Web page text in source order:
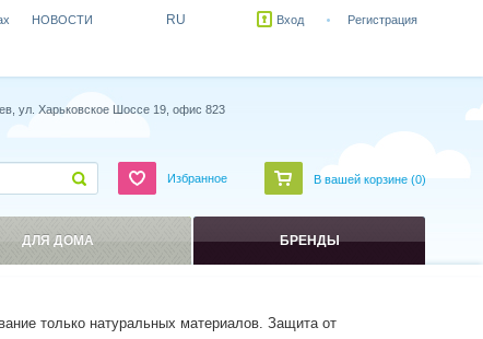
только натуральных материалов. Защита от
НОВОСТИ RU Вход Регистрация
ул. Харьковское Шоссе 19, офис 823
Избранное В вашей корзине (0)
ДЛЯ ДОМА БРЕНДЫ